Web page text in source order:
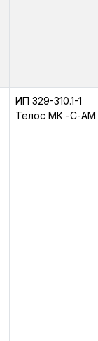
ИП 329-310.1-1
Телос МК -С-АМ